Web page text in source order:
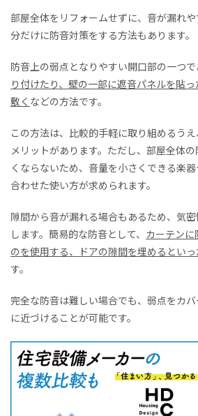
部屋全体をリフォームせずに、音が漏れ
分だけに防音対策をする方法もあります。
防音上の弱点となりやすい開口部の一つ
り付けたり、壁の一部に遮音パネルを貼
敷く などの方法です。
この方法は、比較的手軽に取り組めるう
メリットがあります。ただし、部屋全体
くならないため、音量を小さくできる楽
合わせた使い方が求められます。
隙間から音が漏れる場合もあるため、気
します。簡易的な防音として、 カーテンに
のを使用する、ドアの隙間を埋めるとい
す。
完全な防音は難しい場合でも、弱点をカ
に近づけることが可能です。